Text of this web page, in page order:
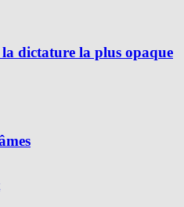
dictature la plus opaque